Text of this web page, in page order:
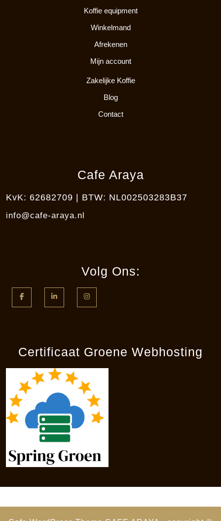
Koffie equipment
Winkelmand
Afrekenen
Mijn account
Zakelijke Koffie
Blog
Contact
Cafe Araya
KvK: 62682709 | BTW: NL002503283B37
info@cafe-araya.nl
Volg Ons:
Facebook LinkedIn
Certificaat Groene Webhosting